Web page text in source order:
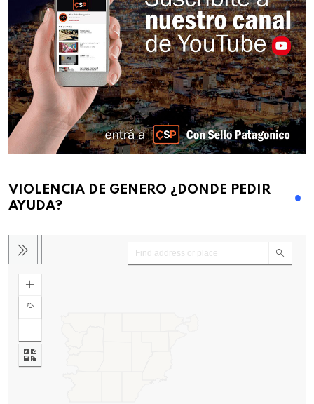
VIOLENCIA DE GENERO ¿DONDE PEDIR
AYUDA?